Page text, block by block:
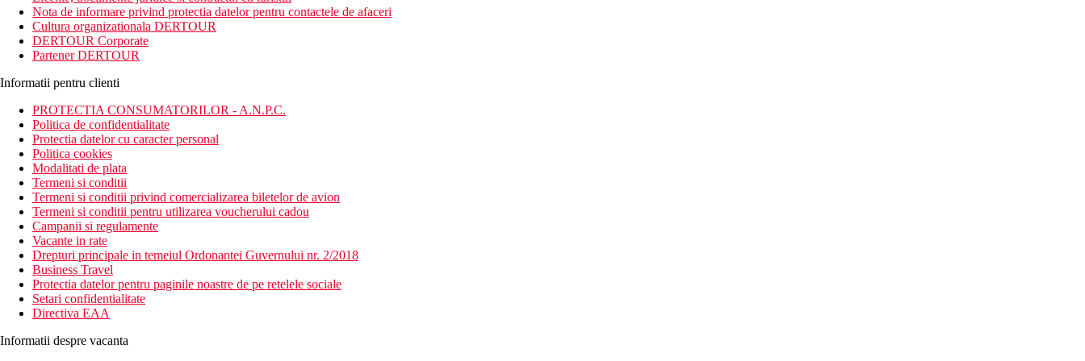
Distanta
plaja: 200 m
aeroport: 70 km Antalya
centru: 2 km
magazine: 500 m
Descrierea camerei
Camera standard:
aer conditionat controlat individual
telefon
televizor
minibar (contra cost)
sanitare proprii (baie, uscator de par, toaleta)
seif la receptie (contra cost)
balcon
Descrierea hotelului
Hotelul dispune de:
hol de intrare cu receptie
restaurant in aer liber
bar
restaurant cu serviciu (contra cost)
Nota de informare privind protectia datelor pentru contactele de afaceri
Cultura organizationala DERTOUR
DERTOUR Corporate
Partener DERTOUR
Informatii pentru clienti
PROTECTIA CONSUMATORILOR - A.N.P.C.
Politica de confidentialitate
Protectia datelor cu caracter personal
Politica cookies
Modalitati de plata
Termeni si conditii
Termeni si conditii privind comercializarea biletelor de avion
Termeni si conditii pentru utilizarea voucherului cadou
Campanii si regulamente
Vacante in rate
Drepturi principale in temeiul Ordonantei Guvernului nr. 2/2018
Business Travel
Protectia datelor pentru paginile noastre de pe retelele sociale
Setari confidentialitate
Directiva EAA
Informatii despre vacanta